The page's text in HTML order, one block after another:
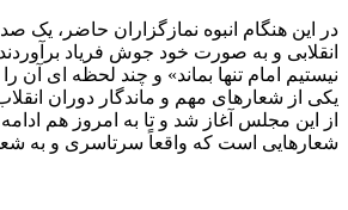
در این هنگام انبوه نمازگزاران حاضر، یک
انقلابی و به صورت خود جوش فریاد
نیستیم امام تنها بماند» و چند لحظه ای آن را
یکی از شعارهای مهم و ماندگار دوران
از این مجلس آغاز شد و تا به امروز هم ادامه
شعارهایی است که واقعاً سرتاسری و به